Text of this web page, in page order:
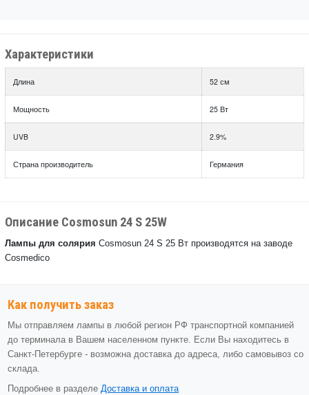
Характеристики
Длина 52 см
Мощность 25 Вт
UVB 2.9%
Страна производитель Германия
Описание Cosmosun 24 S 25W
Лампы для солярия Cosmosun 24 S 25 Вт производятся на заводе
Cosmedico
Как получить заказ
Мы отправляем лампы в любой регион РФ транспортной компанией
до терминала в Вашем населенном пункте. Если Вы находитесь в
Санкт-Петербурге - возможна доставка до адреса, либо самовывоз со
склада.
Подробнее в разделе Доставка и оплата